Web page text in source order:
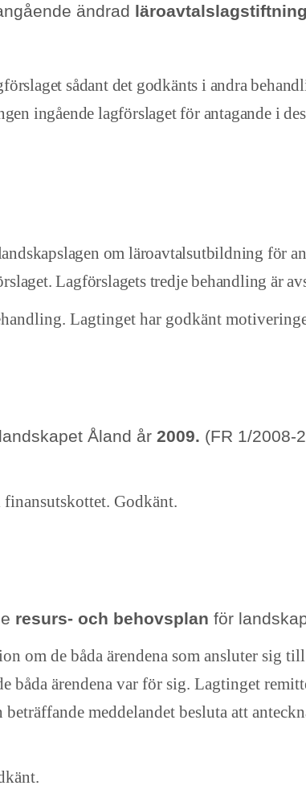
ändrad läroavtalslagstiftning
sådant det godkänts i andra
ingående lagförslaget för antagande i
om läroavtalsutbildning för
Lagförslagets tredje behandling är
Lagtinget har godkänt
Åland år 2009. (FR 1/2008-
Godkänt.
resurs- och behovsplan för
om de båda ärendena som ansluter sig
båda ärendena var för sig. Lagtinget
meddelandet besluta att